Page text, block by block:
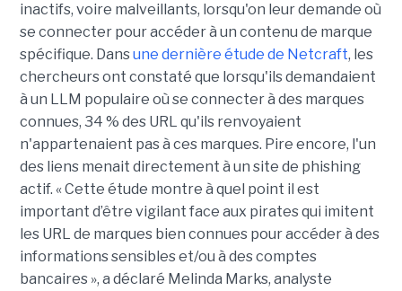
inactifs, voire malveillants, lorsqu'on leur demande où
se connecter pour accéder à un contenu de marque
spécifique. Dansune dernière étude de Netcraft, les
chercheurs ont constaté que lorsqu'ils demandaient
à un LLM populaire où se connecter à des marques
connues, 34 % des URL qu'ils renvoyaient
n'appartenaient pas à ces marques. Pire encore, l'un
des liens menait directement à un site de phishing
actif. « Cette étude montre à quel point il est
important d’être vigilant face aux pirates qui imitent
les URL de marques bien connues pour accéder à des
informations sensibles et/ou à des comptes
bancaires », a déclaré Melinda Marks, analyste